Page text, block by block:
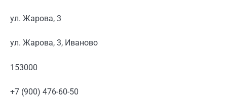
ул. Жарова, 3
ул. Жарова, 3, Иваново
153000
+7 (900) 476-60-50